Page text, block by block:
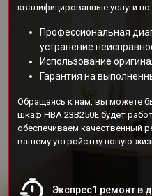
квалифицированные услуги по
Профессиональная
устранение
Использование
Гарантия на
Обращаясь к нам, вы можете
шкаф HBA 23B250E будет
обеспечиваем качественный
вашему устройству новую
Экспрес1 ремонт в